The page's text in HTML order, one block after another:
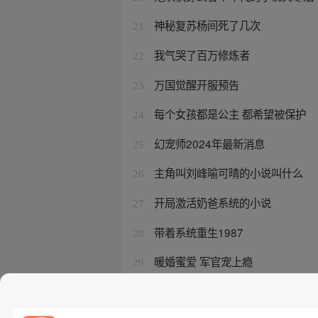
21 神秘复苏杨间死了几次
22 我气哭了百万修炼者
23 万国觉醒开服预告
24 每个女孩都是公主 都希望被保护
25 幻宠师2024年最新消息
26 主角叫刘峰喻可晴的小说叫什么
27 开局激活奶爸系统的小说
28 带着系统重生1987
29 暖婚蜜爱 军官宠上瘾